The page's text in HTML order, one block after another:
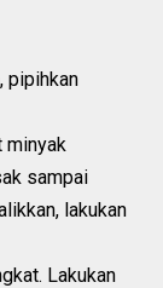
pipihkan
minyak
sampai
lakukan
Lakukan